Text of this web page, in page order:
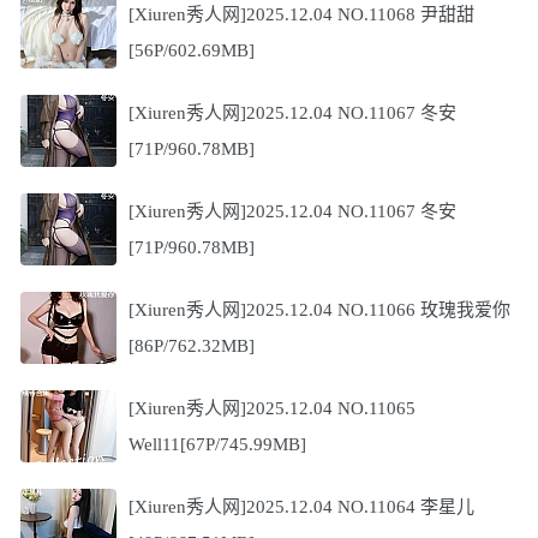
[Xiuren秀人网]2025.12.04 NO.11068 尹甜甜
[56P/602.69MB]
[Xiuren秀人网]2025.12.04 NO.11067 冬安
[71P/960.78MB]
[Xiuren秀人网]2025.12.04 NO.11067 冬安
[71P/960.78MB]
[Xiuren秀人网]2025.12.04 NO.11066 玫瑰我爱你
[86P/762.32MB]
[Xiuren秀人网]2025.12.04 NO.11065
Well11[67P/745.99MB]
[Xiuren秀人网]2025.12.04 NO.11064 李星儿